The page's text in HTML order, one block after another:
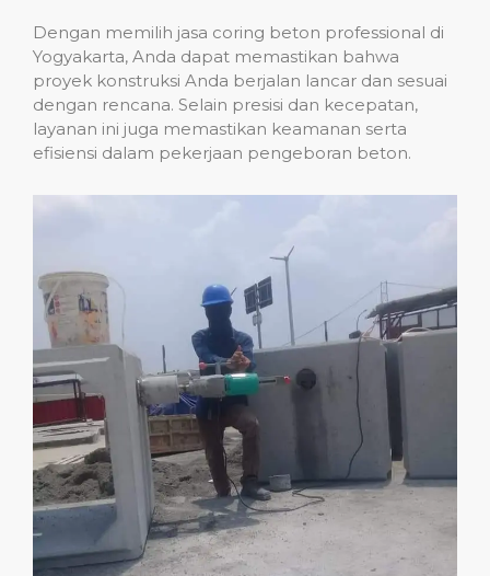
Dengan memilih jasa coring beton professional di
Yogyakarta, Anda dapat memastikan bahwa
proyek konstruksi Anda berjalan lancar dan sesuai
dengan rencana. Selain presisi dan kecepatan,
layanan ini juga memastikan keamanan serta
efisiensi dalam pekerjaan pengeboran beton.